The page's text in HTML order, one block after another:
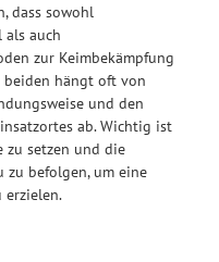
dass sowohl
auch
zur Keimbekämpfung
beiden hängt oft von
und den
ab. Wichtig ist
zu setzen und die
zu befolgen, um eine
erzielen.